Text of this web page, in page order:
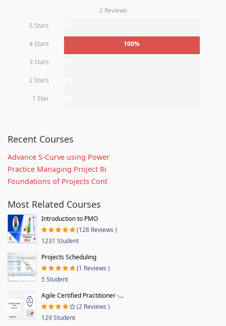
2 Reviews
5 Stars
4 Stars 100%
3 Stars
2 Stars
1 Star
Recent Courses
Advance S-Curve using Power
Practice Managing Project Ri
Foundations of Projects Cont
Most Related Courses
Introduction to PMO
(128 Reviews )
1231 Student
Projects Scheduling
(1 Reviews )
5 Student
Agile Certified Practitioner -...
(2 Reviews )
129 Student